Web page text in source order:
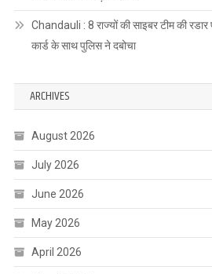
Chandauli : 8 राज्यों की साइबर टीम की
कार्ड के साथ पुलिस ने दबोचा
ARCHIVES
August 2026
July 2026
June 2026
May 2026
April 2026